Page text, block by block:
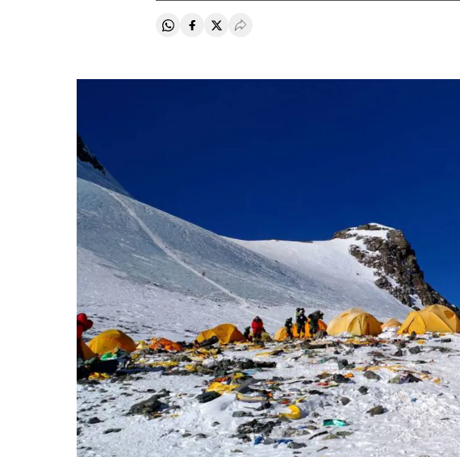
Compartir en Whatsapp
Compartir en Facebook
Compartir en Twitter
Desplegar Redes Sociales